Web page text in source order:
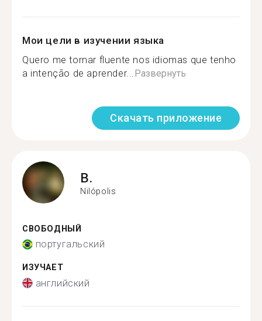
Мои цели в изучении языка
Quero me tornar fluente nos idiomas que tenho
a intenção de aprender... Развернуть
Скачать приложение
B.
Nilópolis
СВОБОДНЫЙ
португальский
ИЗУЧАЕТ
английский